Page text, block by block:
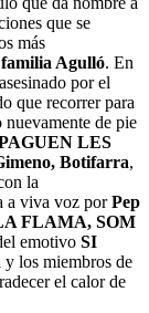
que se
más
Agulló. En
por el
que recorrer para
de pie
LES
Botifarra,
la
a viva voz porPep
FLAMA, SOM
emotivo SI
y los miembros de
el calor de